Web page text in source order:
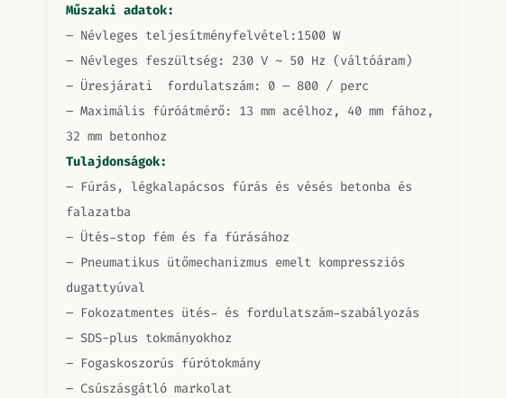
Műszaki adatok:
– Névleges teljesítményfelvétel:1500 W
– Névleges feszültség: 230 V ~ 50 Hz (váltóáram)
– Üresjárati fordulatszám: 0 – 800 / perc
– Maximális fúróátmérő: 13 mm acélhoz, 40 mm fához,
32 mm betonhoz
Tulajdonságok:
– Fúrás, légkalapácsos fúrás és vésés betonba és
falazatba
– Ütés-stop fém és fa fúrásához
– Pneumatikus ütőmechanizmus emelt kompressziós
dugattyúval
– Fokozatmentes ütés- és fordulatszám-szabályozás
– SDS-plus tokmányokhoz
– Fogaskoszorús fúrótokmány
– Csúszásgátló markolat